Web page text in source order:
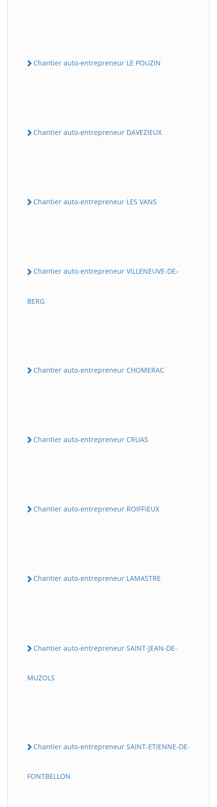
Chantier auto-entrepreneur LE POUZIN
Chantier auto-entrepreneur DAVEZIEUX
Chantier auto-entrepreneur LES VANS
Chantier auto-entrepreneur VILLENEUVE-DE-
BERG
Chantier auto-entrepreneur CHOMERAC
Chantier auto-entrepreneur CRUAS
Chantier auto-entrepreneur ROIFFIEUX
Chantier auto-entrepreneur LAMASTRE
Chantier auto-entrepreneur SAINT-JEAN-DE-
MUZOLS
Chantier auto-entrepreneur SAINT-ETIENNE-DE-
FONTBELLON